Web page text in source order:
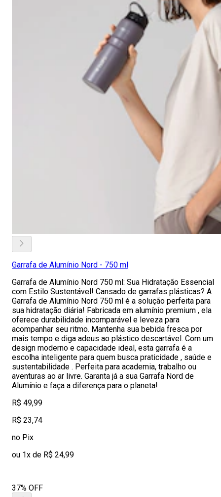
Garrafa de Alumínio Nord - 750 ml
Garrafa de Alumínio Nord 750 ml: Sua Hidratação Essencial
com Estilo Sustentável! Cansado de garrafas plásticas? A
Garrafa de Alumínio Nord 750 ml é a solução perfeita para
sua hidratação diária! Fabricada em alumínio premium , ela
oferece durabilidade incomparável e leveza para
acompanhar seu ritmo. Mantenha sua bebida fresca por
mais tempo e diga adeus ao plástico descartável. Com um
design moderno e capacidade ideal, esta garrafa é a
escolha inteligente para quem busca praticidade , saúde e
sustentabilidade . Perfeita para academia, trabalho ou
aventuras ao ar livre. Garanta já a sua Garrafa Nord de
Alumínio e faça a diferença para o planeta!
R$ 49,99
R$ 23,74
no Pix
ou 1x de R$ 24,99
37% OFF